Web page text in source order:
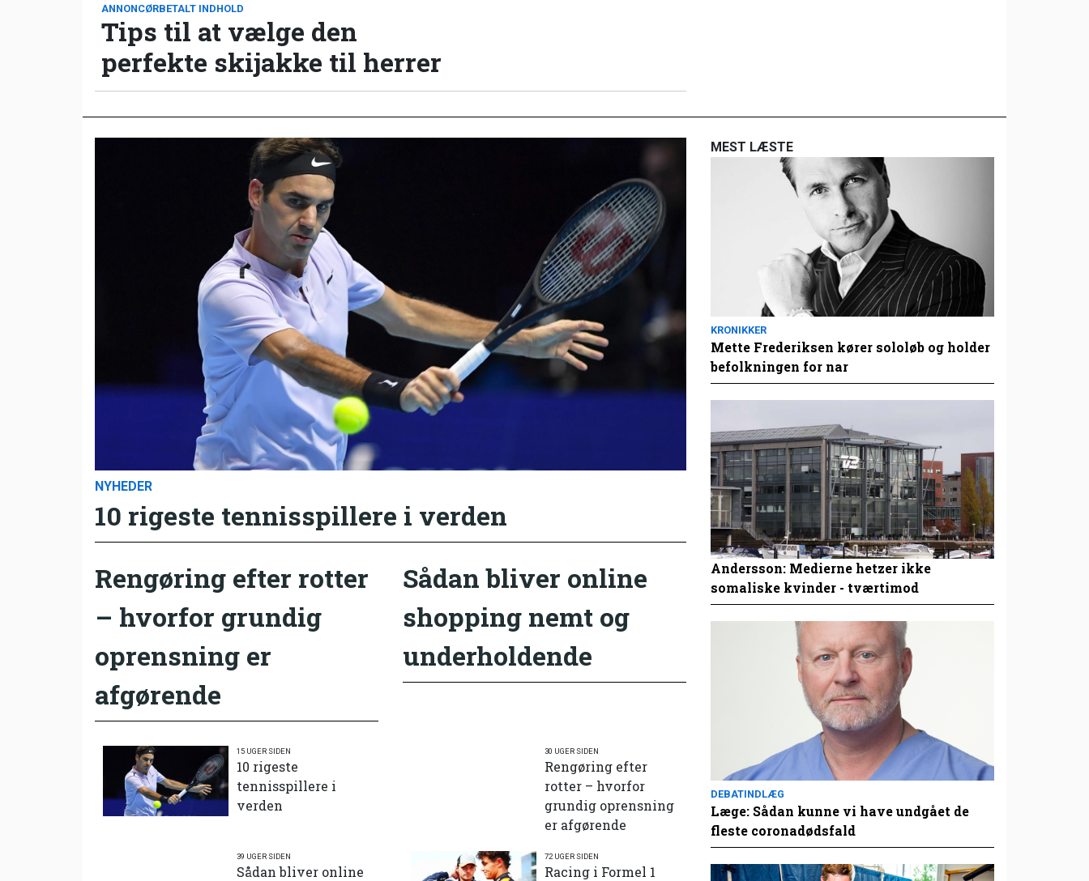
ANNONCØRBETALT INDHOLD
Tips til at vælge den
perfekte skijakke til herrer
NYHEDER
10 rigeste tennisspillere i verden
Rengøring efter rotter
– hvorfor grundig
oprensning er
afgørende
Sådan bliver online
shopping nemt og
underholdende
15 UGER SIDEN
10 rigeste
tennisspillere i
verden
30 UGER SIDEN
Rengøring efter
rotter – hvorfor
grundig oprensning
er afgørende
39 UGER SIDEN
Sådan bliver online
72 UGER SIDEN
Racing i Formel 1
MEST LÆSTE
KRONIKKER
Mette Frederiksen kører sololøb og holder
befolkningen for nar
Andersson: Medierne hetzer ikke
somaliske kvinder - tværtimod
DEBATINDLÆG
Læge: Sådan kunne vi have undgået de
fleste coronadødsfald